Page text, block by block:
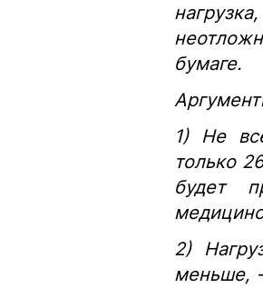
бумаге.
1) Не
только
будет
2)
меньше, -